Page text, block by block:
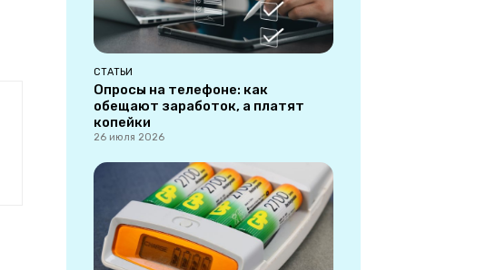
СТАТЬИ
Опросы на телефоне: как
обещают заработок, а платят
копейки
26 июля 2026